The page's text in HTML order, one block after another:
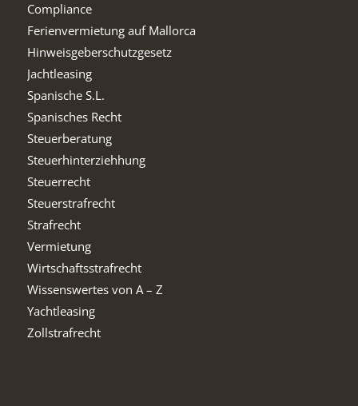
Compliance
Ferienvermietung auf Mallorca
Hinweisgeberschutzgesetz
Jachtleasing
Spanische S.L.
Spanisches Recht
Steuerberatung
Steuerhinterziehhung
Steuerrecht
Steuerstrafrecht
Strafrecht
Vermietung
Wirtschaftsstrafrecht
Wissenswertes von A – Z
Yachtleasing
Zollstrafrecht